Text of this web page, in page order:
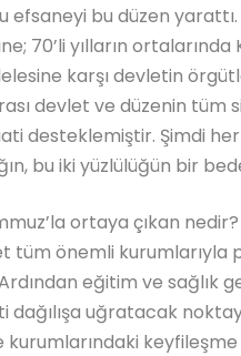
efsaneyi bu düzen
70’li yılların ortalarında
karşı devletin
devlet ve düzenin tüm
desteklemiştir. Şimdi
bu iki yüzlülüğün bir
ortaya çıkan
tüm önemli
eğitim ve sağlık
uğratacak